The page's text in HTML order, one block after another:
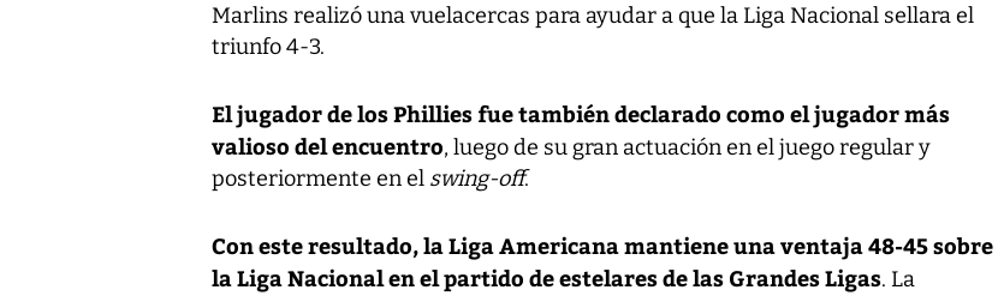
Marlins realizó una vuelacercas para ayudar a que la Liga Nacional sellara el
triunfo 4-3.
El jugador de los Phillies fue también declarado como el jugador más
valioso del encuentro, luego de su gran actuación en el juego regular y
posteriormente en el swing-off.
Con este resultado, la Liga Americana mantiene una ventaja 48-45 sobre
la Liga Nacional en el partido de estelares de las Grandes Ligas. La